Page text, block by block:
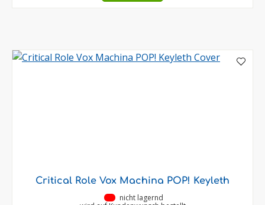
Critical Role Vox Machina POP! Keyleth
nicht lagernd